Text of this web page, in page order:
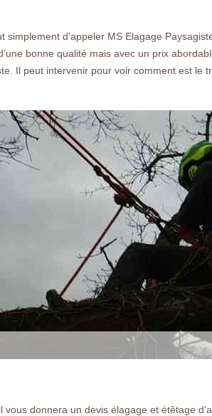
d’appeler MS Elagage
bonne qualité mais avec un prix
Il peut intervenir pour voir comment est le
donnera un devis élagage et étêtage